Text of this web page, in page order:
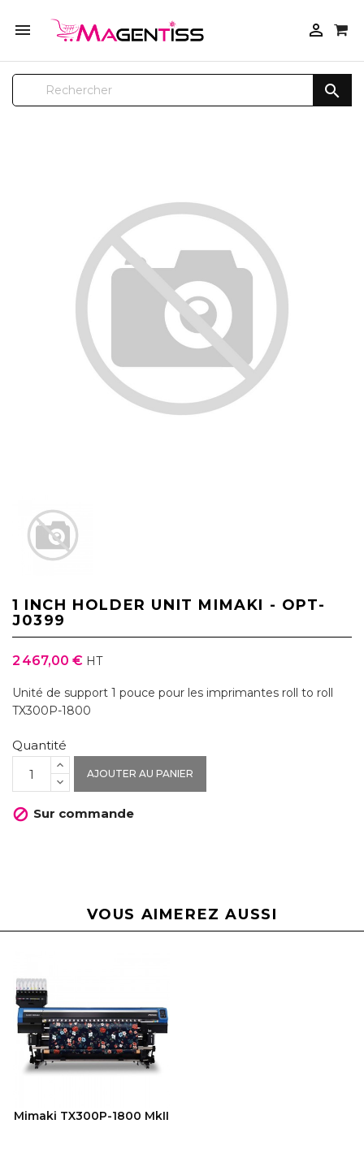
 

1 INCH HOLDER UNIT MIMAKI - OPT-
J0399
2 467,00 € HT
Unité de support 1 pouce pour les imprimantes roll to roll
TX300P-1800
Quantité
AJOUTER AU PANIER
 Sur commande
VOUS AIMEREZ AUSSI
VOIR LE PRODUIT
Mimaki TX300P-1800 MkII